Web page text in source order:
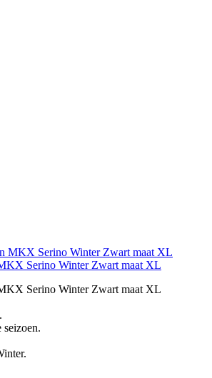
Serino Winter Zwart maat XL
Serino Winter Zwart maat XL
seizoen.